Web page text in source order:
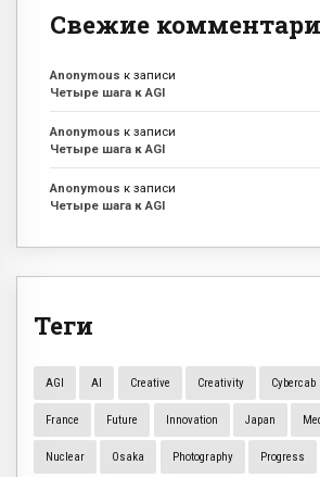
Свежие
Anonymous к записи
Четыре шага к AGI
Anonymous к записи
Четыре шага к AGI
Anonymous к записи
Четыре шага к AGI
Теги
AGI AI Creative Creativity Cybercab
France Future Innovation Japan
Nuclear Osaka Photography Progress